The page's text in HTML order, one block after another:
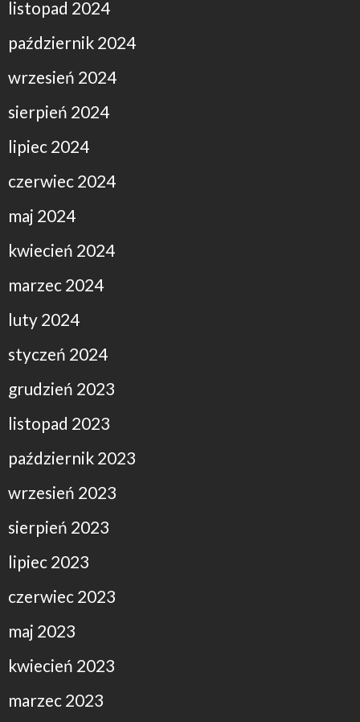
listopad 2024
październik 2024
wrzesień 2024
sierpień 2024
lipiec 2024
czerwiec 2024
maj 2024
kwiecień 2024
marzec 2024
luty 2024
styczeń 2024
grudzień 2023
listopad 2023
październik 2023
wrzesień 2023
sierpień 2023
lipiec 2023
czerwiec 2023
maj 2023
kwiecień 2023
marzec 2023